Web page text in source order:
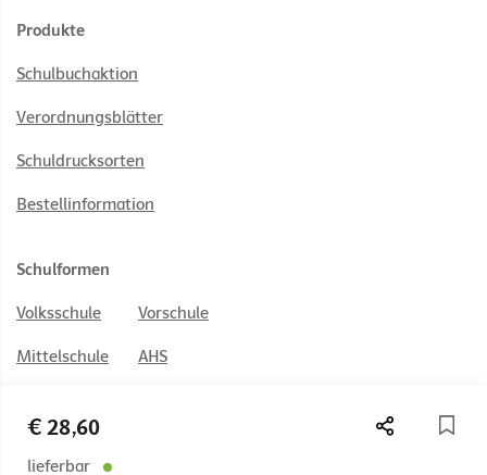
€ 28,60
lieferbar
Produkte
Schulbuchaktion
Verordnungsblätter
Schuldrucksorten
Bestellinformation
Schulformen
Volksschule Vorschule
Mittelschule AHS
HAK/HAS